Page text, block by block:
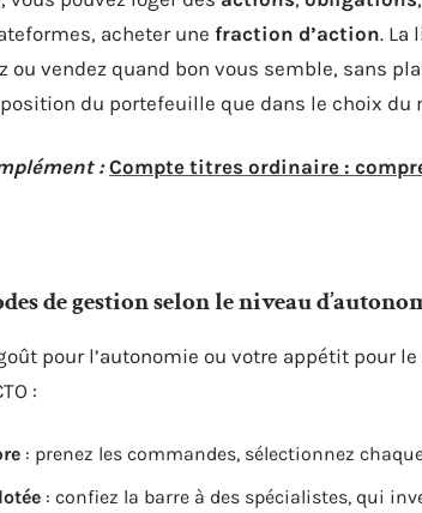
acheter une fraction d’action. La
ou vendez quand bon vous semble, sans
du portefeuille que dans le choix du
: Compte titres ordinaire :
de gestion selon le niveau
pour l’autonomie ou votre appétit pour
:
: prenez les commandes, sélectionnez
: confiez la barre à des spécialistes, qui